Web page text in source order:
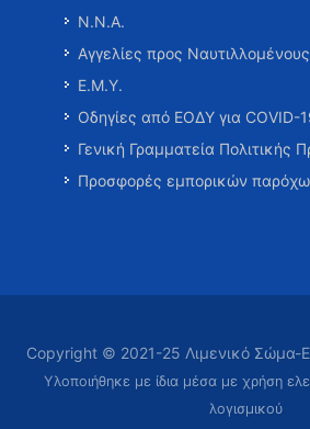
Ν.Ν.Α.
Αγγελίες προς Ναυτιλλομένους
Ε.Μ.Υ.
Οδηγίες από ΕΟΔΥ για COVID-
Γενική Γραμματεία Πολιτικής
Προσφορές εμπορικών
Copyright © 2021-25 Λιμενικό Σώμα-
Υλοποιήθηκε με ίδια μέσα με χρήση
λογισμικού